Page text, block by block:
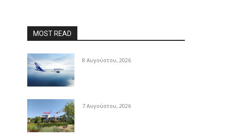
MOST READ
8 Αυγούστου, 2026
7 Αυγούστου, 2026